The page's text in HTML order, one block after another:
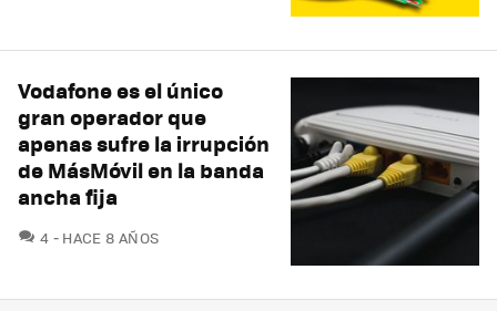
Vodafone es el único
gran operador que
apenas sufre la irrupción
de MásMóvil en la banda
ancha fija
4 COMENTARIOS
HACE 8 AÑOS